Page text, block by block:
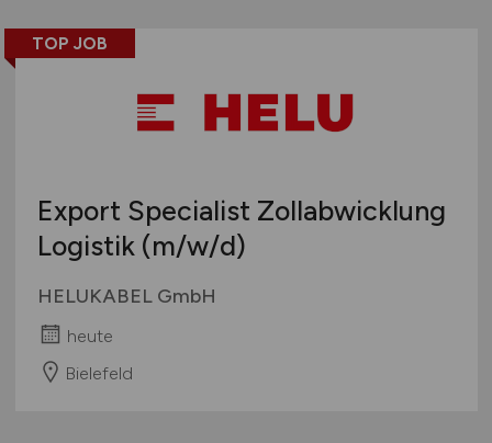
TOP JOB
Export Specialist Zollabwicklung
Logistik (m/w/d)
HELUKABEL GmbH
heute
Bielefeld